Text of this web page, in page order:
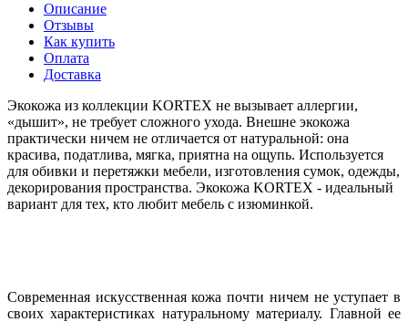
Описание
Отзывы
Как купить
Оплата
Доставка
Экокожа из коллекции KORTEX не вызывает аллергии,
«дышит», не требует сложного ухода. Внешне экокожа
практически ничем не отличается от натуральной: она
красива, податлива, мягка, приятна на ощупь. Используется
для обивки и перетяжки мебели, изготовления сумок, одежды,
декорирования пространства. Экокожа KORTEX - идеальный
вариант для тех, кто любит мебель с изюминкой.
Современная искусственная кожа почти ничем не уступает в
своих характеристиках натуральному материалу. Главной ее